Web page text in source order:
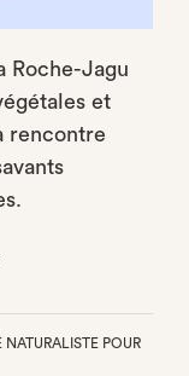
Roche-Jagu
et
rencontre
NATURALISTE POUR